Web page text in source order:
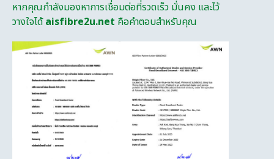
หากคุณกำลังมองหาการเชื่อมต่อที่รวดเร็ว มั่นคง และไว้
วางใจได้aisfibre2u.net คือคำตอบสำหรับคุณ